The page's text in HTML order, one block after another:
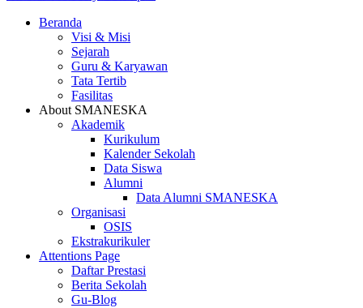
Beranda
Visi & Misi
Sejarah
Guru & Karyawan
Tata Tertib
Fasilitas
About SMANESKA
Akademik
Kurikulum
Kalender Sekolah
Data Siswa
Alumni
Data Alumni SMANESKA
Organisasi
OSIS
Ekstrakurikuler
Attentions Page
Daftar Prestasi
Berita Sekolah
Gu-Blog